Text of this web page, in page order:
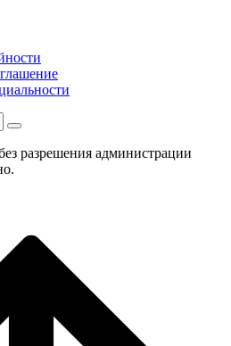
разрешения администрации